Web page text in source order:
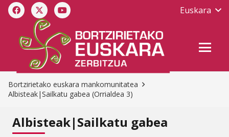
Euskara
Bortzirietako euskara mankomunitatea
Albisteak|Sailkatu gabea (Orrialdea 3)
Albisteak|Sailkatu gabea